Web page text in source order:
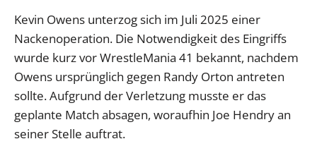
Kevin Owens unterzog sich im Juli 2025 einer
Nackenoperation. Die Notwendigkeit des Eingriffs
wurde kurz vor WrestleMania 41 bekannt, nachdem
Owens ursprünglich gegen Randy Orton antreten
sollte. Aufgrund der Verletzung musste er das
geplante Match absagen, woraufhin Joe Hendry an
seiner Stelle auftrat.